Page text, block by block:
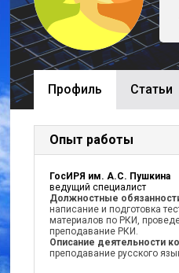
Профиль Cтатьи
Опыт работы
ГосИРЯ им. А.С. Пушкина
ведущий специалист
Должностные
написание и подготовка
материалов по РКИ,
преподавание РКИ.
Описание деятельности
преподавание русского